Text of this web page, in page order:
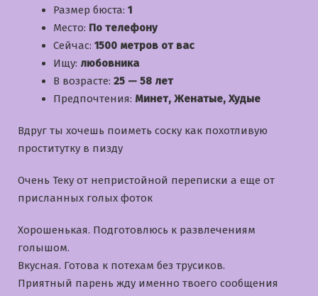
Размер бюста: 1
Место: По телефону
Сейчас: 1500 метров от вас
Ищу: любовника
В возрасте: 25 — 58 лет
Предпочтения: Минет, Женатые, Худые
Вдруг ты хочешь поиметь соску как похотливую
проститутку в пизду
Очень Теку от непристойной переписки а еще от
присланных голых фоток
Хорошенькая. Подготовлюсь к развлечениям
голышом.
Вкусная. Готова к потехам без трусиков.
Приятный парень жду именно твоего сообщения